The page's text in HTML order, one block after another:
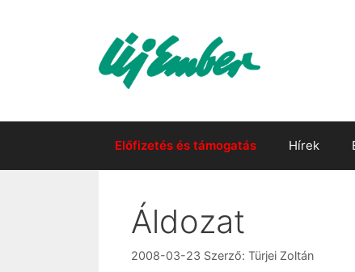
Előfizetés és támogatás Hírek
Áldozat
2008-03-23 Szerző: Türjei Zoltán